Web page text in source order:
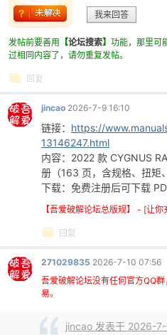
爱
我来回答
发帖前要善用 【论坛搜索】 功能，那里可
过相同内容了，请勿重复发帖。
回复
jincao 2026-7-9 16:10
链接： https://
13146247.html
内容：2022 款 CYGNUS
册（163 页，含规格、扭矩
下载：免费注册后可下载
【吾爱破解论坛总版规】 - [让
回复
271029835 2026-7-10 07:56
吾爱破解论坛没有任何官方QQ
易。
jincao 发表于 2026-